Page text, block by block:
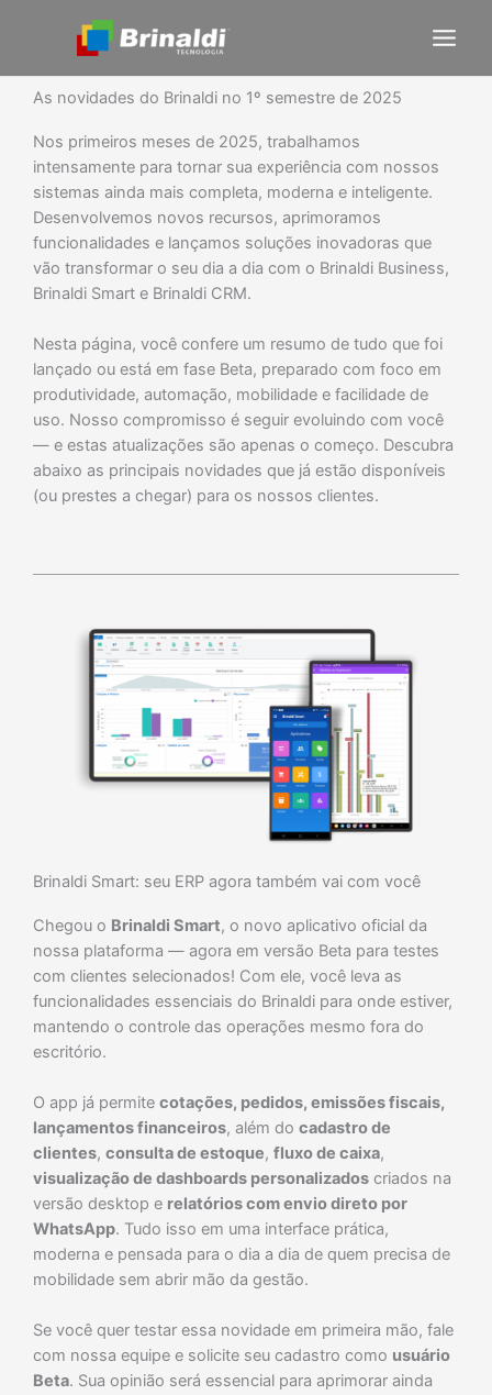
conteúdo
As novidades do Brinaldi no 1º semestre de 2025
Nos primeiros meses de 2025, trabalhamos
intensamente para tornar sua experiência com nossos
sistemas ainda mais completa, moderna e inteligente.
Desenvolvemos novos recursos, aprimoramos
funcionalidades e lançamos soluções inovadoras que
vão transformar o seu dia a dia com o Brinaldi Business,
Brinaldi Smart e Brinaldi CRM.
Nesta página, você confere um resumo de tudo que foi
lançado ou está em fase Beta, preparado com foco em
produtividade, automação, mobilidade e facilidade de
uso. Nosso compromisso é seguir evoluindo com você
— e estas atualizações são apenas o começo. Descubra
abaixo as principais novidades que já estão disponíveis
(ou prestes a chegar) para os nossos clientes.
Brinaldi Smart: seu ERP agora também vai com você
Chegou o Brinaldi Smart, o novo aplicativo oficial da
nossa plataforma — agora em versão Beta para testes
com clientes selecionados! Com ele, você leva as
funcionalidades essenciais do Brinaldi para onde estiver,
mantendo o controle das operações mesmo fora do
escritório.
O app já permite cotações, pedidos, emissões fiscais,
lançamentos financeiros, além do cadastro de
clientes, consulta de estoque, fluxo de caixa,
visualização de dashboards personalizados criados na
versão desktop e relatórios com envio direto por
WhatsApp. Tudo isso em uma interface prática,
moderna e pensada para o dia a dia de quem precisa de
mobilidade sem abrir mão da gestão.
Se você quer testar essa novidade em primeira mão, fale
com nossa equipe e solicite seu cadastro como usuário
Beta. Sua opinião será essencial para aprimorar ainda